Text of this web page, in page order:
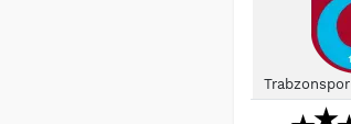
Trabzonspor